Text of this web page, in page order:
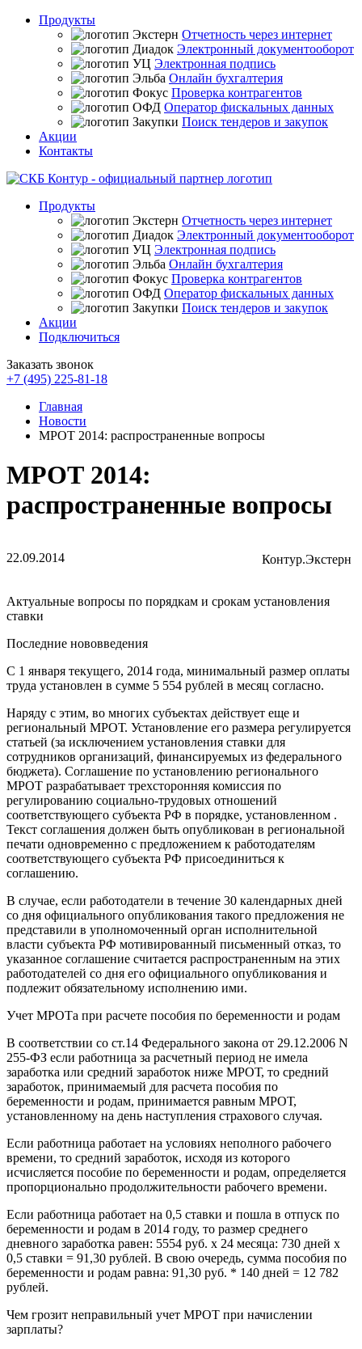
Продукты
Отчетность через интернет
Электронный документооборот
Электронная подпись
Онлайн бухгалтерия
Проверка контрагентов
Оператор фискальных данных
Поиск тендеров и закупок
Акции
Контакты
Продукты
Отчетность через интернет
Электронный документооборот
Электронная подпись
Онлайн бухгалтерия
Проверка контрагентов
Оператор фискальных данных
Поиск тендеров и закупок
Акции
Подключиться
Заказать звонок
+7 (495) 225-81-18
Главная
Новости
МРОТ 2014: распространенные вопросы
МРОТ 2014:
распространенные вопросы
22.09.2014 Контур.Экстерн
Актуальные вопросы по порядкам и срокам установления
ставки
Последние нововведения
С 1 января текущего, 2014 года, минимальный размер оплаты
труда установлен в сумме 5 554 рублей в месяц согласно.
Наряду с этим, во многих субъектах действует еще и
региональный МРОТ. Установление его размера регулируется
статьей (за исключением установления ставки для
сотрудников организаций, финансируемых из федерального
бюджета). Соглашение по установлению регионального
МРОТ разрабатывает трехсторонняя комиссия по
регулированию социально-трудовых отношений
соответствующего субъекта РФ в порядке, установленном .
Текст соглашения должен быть опубликован в региональной
печати одновременно с предложением к работодателям
соответствующего субъекта РФ присоединиться к
соглашению.
В случае, если работодатели в течение 30 календарных дней
со дня официального опубликования такого предложения не
представили в уполномоченный орган исполнительной
власти субъекта РФ мотивированный письменный отказ, то
указанное соглашение считается распространенным на этих
работодателей со дня его официального опубликования и
подлежит обязательному исполнению ими.
Учет МРОТа при расчете пособия по беременности и родам
В соответствии со ст.14 Федерального закона от 29.12.2006 N
255-ФЗ если работница за расчетный период не имела
заработка или средний заработок ниже МРОТ, то средний
заработок, принимаемый для расчета пособия по
беременности и родам, принимается равным МРОТ,
установленному на день наступления страхового случая.
Если работница работает на условиях неполного рабочего
времени, то средний заработок, исходя из которого
исчисляется пособие по беременности и родам, определяется
пропорционально продолжительности рабочего времени.
Если работница работает на 0,5 ставки и пошла в отпуск по
беременности и родам в 2014 году, то размер среднего
дневного заработка равен: 5554 руб. x 24 месяца: 730 дней x
0,5 ставки = 91,30 рублей. В свою очередь, сумма пособия по
беременности и родам равна: 91,30 руб. * 140 дней = 12 782
рублей.
Чем грозит неправильный учет МРОТ при начислении
зарплаты?